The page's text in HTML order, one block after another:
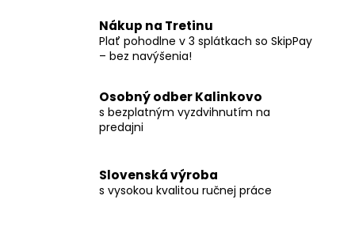
Nákup na Tretinu
Plať pohodlne v 3 splátkach so SkipPay
– bez navýšenia!
Osobný odber Kalinkovo
s bezplatným vyzdvihnutím na
predajni
Slovenská výroba
s vysokou kvalitou ručnej práce